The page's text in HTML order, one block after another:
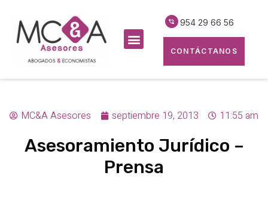
954 29 66 56
CONTÁCTANOS
MC&A Asesores septiembre 19, 2013 11:55 am
Asesoramiento Jurídico –
Prensa